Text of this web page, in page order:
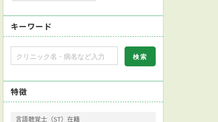
キーワード
特徴
言語聴覚士（ST）在籍